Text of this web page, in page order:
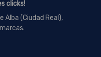
clicks!
Alba (Ciudad Real),